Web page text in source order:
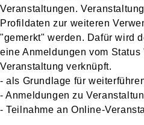
Veranstaltungen.
Profildaten zur weiteren
"gemerkt" werden. Dafür wird
eine Anmeldungen vom Status
Veranstaltung verknüpft.
- als Grundlage für
- Anmeldungen zu
- Teilnahme an Online-